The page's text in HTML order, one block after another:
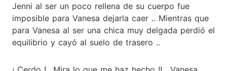
Jenni al ser un poco rellena de su cuerpo fue
imposible para Vanesa dejarla caer .. Mientras que
para Vanesa al ser una chica muy delgada perdió el
equilibrio y cayó al suelo de trasero ..